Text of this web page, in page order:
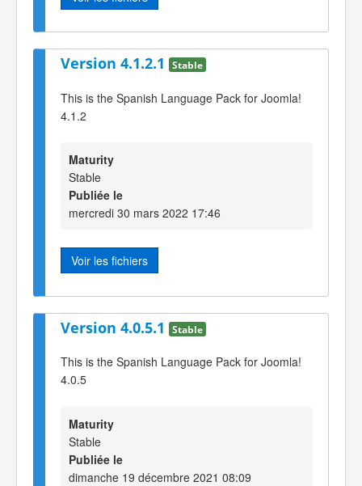
Version 4.1.2.1 Stable
This is the Spanish Language Pack for Joomla!
4.1.2
Maturity
Stable
Publiée le
mercredi 30 mars 2022 17:46
Voir les fichiers
Version 4.0.5.1 Stable
This is the Spanish Language Pack for Joomla!
4.0.5
Maturity
Stable
Publiée le
dimanche 19 décembre 2021 08:09